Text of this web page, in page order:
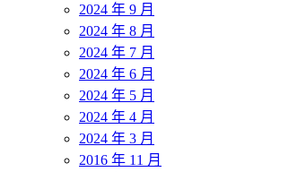
2024 年 9 月
2024 年 8 月
2024 年 7 月
2024 年 6 月
2024 年 5 月
2024 年 4 月
2024 年 3 月
2016 年 11 月